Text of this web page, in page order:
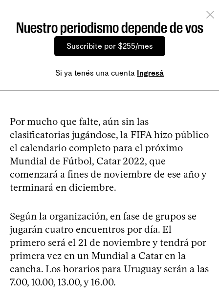
Nuestro periodismo depende de vos
Suscribite por $255/mes
Si ya tenés una cuenta Ingresá
Por mucho que falte, aún sin las
clasificatorias jugándose, la FIFA hizo público
el calendario completo para el próximo
Mundial de Fútbol, Catar 2022, que
comenzará a fines de noviembre de ese año y
terminará en diciembre.
Según la organización, en fase de grupos se
jugarán cuatro encuentros por día. El
primero será el 21 de noviembre y tendrá por
primera vez en un Mundial a Catar en la
cancha. Los horarios para Uruguay serán a las
7.00, 10.00, 13.00, y 16.00.